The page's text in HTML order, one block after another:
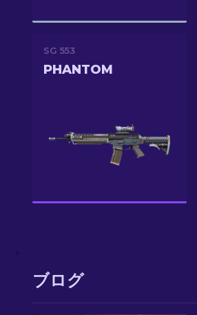
SG 553
PHANTOM
ブログ